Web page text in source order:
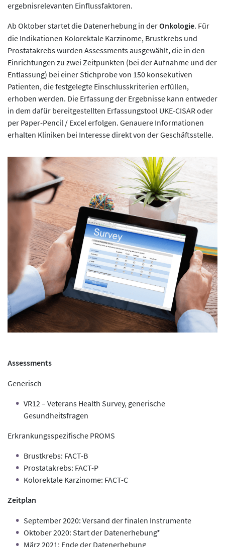
ergebnisrelevanten Einflussfaktoren.
Ab Oktober startet die Datenerhebung in derOnkologie. Für
die Indikationen Kolorektale Karzinome, Brustkrebs und
Prostatakrebs wurden Assessments ausgewählt, die in den
Einrichtungen zu zwei Zeitpunkten (bei der Aufnahme und der
Entlassung) bei einer Stichprobe von 150 konsekutiven
Patienten, die festgelegte Einschlusskriterien erfüllen,
erhoben werden. Die Erfassung der Ergebnisse kann entweder
in dem dafür bereitgestellten Erfassungstool UKE-CISAR oder
per Paper-Pencil / Excel erfolgen. Genauere Informationen
erhalten Kliniken bei Interesse direkt von der Geschäftsstelle.
Assessments
Generisch
VR12 – Veterans Health Survey, generische
Gesundheitsfragen
Erkrankungsspezifische PROMS
Brustkrebs: FACT-B
Prostatakrebs: FACT-P
Kolorektale Karzinome: FACT-C
Zeitplan
September 2020: Versand der finalen Instrumente
Oktober 2020: Start der Datenerhebung*
März 2021: Ende der Datenerhebung